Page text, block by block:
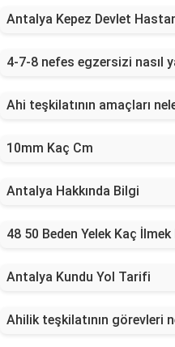
Antalya Kepez Devlet
4-7-8 nefes egzersizi nasıl
Ahi teşkilatının amaçları
10mm Kaç Cm
Antalya Hakkında Bilgi
48 50 Beden Yelek Kaç İlmek
Antalya Kundu Yol Tarifi
Ahilik teşkilatının görevleri